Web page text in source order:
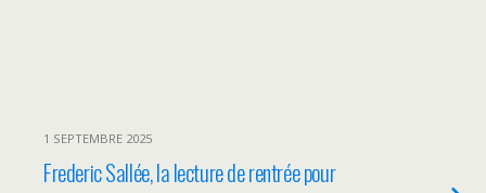
1 SEPTEMBRE 2025
Frederic Sallée, la lecture de rentrée pour